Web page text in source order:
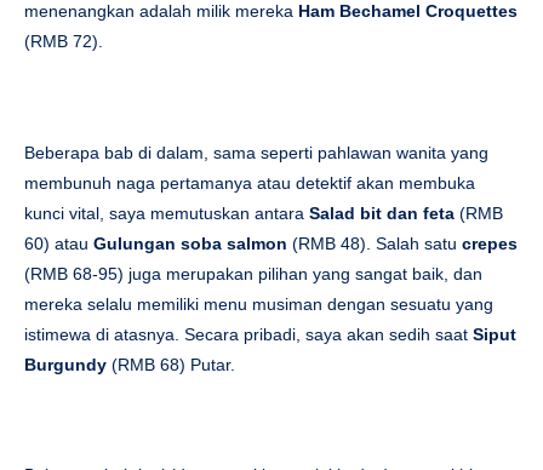
menenangkan adalah milik mereka Ham Bechamel Croquettes
(RMB 72).
Beberapa bab di dalam, sama seperti pahlawan wanita yang
membunuh naga pertamanya atau detektif akan membuka
kunci vital, saya memutuskan antara Salad bit dan feta (RMB
60) atau Gulungan soba salmon (RMB 48). Salah satu crepes
(RMB 68-95) juga merupakan pilihan yang sangat baik, dan
mereka selalu memiliki menu musiman dengan sesuatu yang
istimewa di atasnya. Secara pribadi, saya akan sedih saat Siput
Burgundy (RMB 68) Putar.